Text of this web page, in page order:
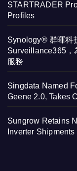
STARTRADER
Profiles
Synology® 群暉科
Surveillance365，
服務
Singdata Named
Geene 2.0, Takes
Sungrow Retains
Inverter